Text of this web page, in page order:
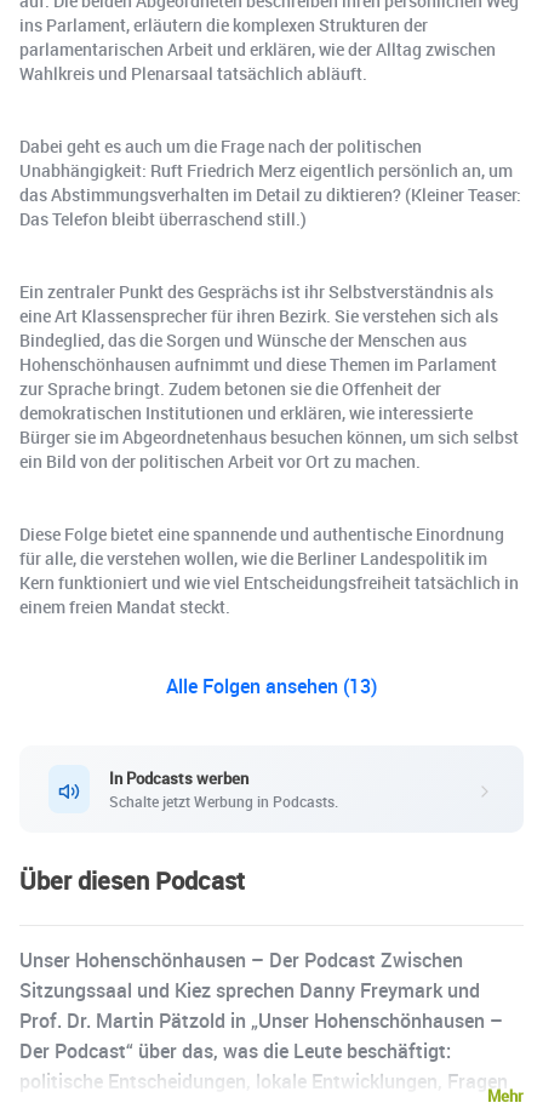
ins Parlament, erläutern die komplexen Strukturen der
parlamentarischen Arbeit und erklären, wie der Alltag zwischen
Wahlkreis und Plenarsaal tatsächlich abläuft.
Dabei geht es auch um die Frage nach der politischen
Unabhängigkeit: Ruft Friedrich Merz eigentlich persönlich an, um
das Abstimmungsverhalten im Detail zu diktieren? (Kleiner Teaser:
Das Telefon bleibt überraschend still.)
Ein zentraler Punkt des Gesprächs ist ihr Selbstverständnis als
eine Art Klassensprecher für ihren Bezirk. Sie verstehen sich als
Bindeglied, das die Sorgen und Wünsche der Menschen aus
Hohenschönhausen aufnimmt und diese Themen im Parlament
zur Sprache bringt. Zudem betonen sie die Offenheit der
demokratischen Institutionen und erklären, wie interessierte
Bürger sie im Abgeordnetenhaus besuchen können, um sich selbst
ein Bild von der politischen Arbeit vor Ort zu machen.
Diese Folge bietet eine spannende und authentische Einordnung
für alle, die verstehen wollen, wie die Berliner Landespolitik im
Kern funktioniert und wie viel Entscheidungsfreiheit tatsächlich in
einem freien Mandat steckt.
Alle Folgen ansehen (13)
In Podcasts werben
Schalte jetzt Werbung in Podcasts.
Über diesen Podcast
Unser Hohenschönhausen – Der Podcast Zwischen
Sitzungssaal und Kiez sprechen Danny Freymark und
Prof. Dr. Martin Pätzold in „Unser Hohenschönhausen –
Der Podcast“ über das, was die Leute beschäftigt:
politische Entscheidungen, lokale Entwicklungen, Fragen
Mehr